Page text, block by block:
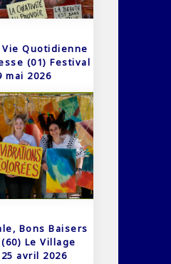
Quotidienne
(01) Festival
mai 2026
Bons Baisers
(60) Le Village
avril 2026